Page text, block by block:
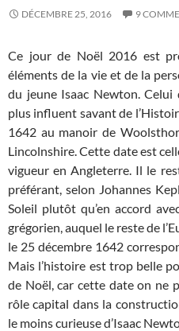
DÉCEMBRE 25, 2016 9
Ce jour de Noël 2016 est
éléments de la vie et de la
du jeune Isaac Newton.
plus influent savant de
1642 au manoir de
Lincolnshire. Cette date est
vigueur en Angleterre. Il le
préférant, selon Johannes
Soleil plutôt qu’en accord
grégorien, auquel le reste de
le 25 décembre 1642
Mais l’histoire est trop belle
de Noël, car cette date on ne
rôle capital dans la
le moins curieuse d’Isaac